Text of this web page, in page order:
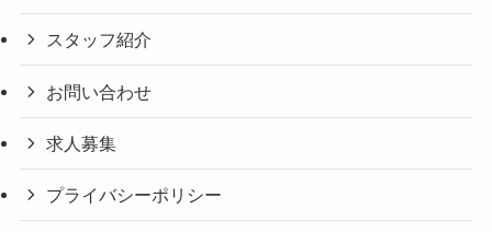
スタッフ紹介
お問い合わせ
求人募集
プライバシーポリシー